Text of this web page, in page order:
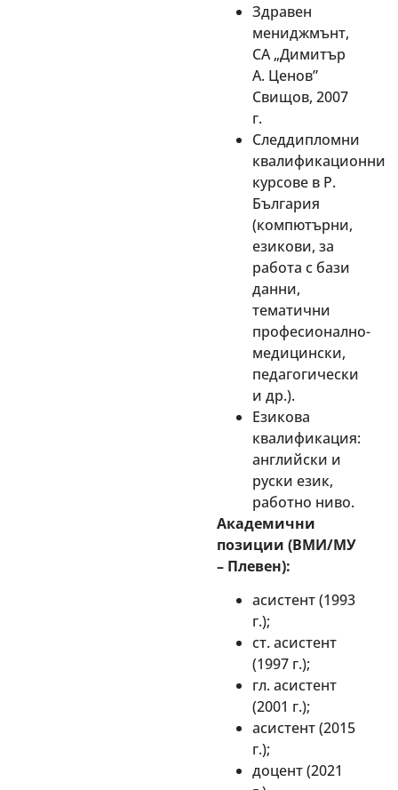
Здравен
мениджмънт,
СА „Димитър
А. Ценов”
Свищов, 2007
г.
Следдипломни
квалификационни
курсове в Р.
България
(компютърни,
езикови, за
работа с бази
данни,
тематични
професионално-
медицински,
педагогически
и др.).
Езикова
квалификация:
английски и
руски език,
работно ниво.
Академични
позиции (ВМИ/МУ
– Плевен):
асистент (1993
г.);
ст. асистент
(1997 г.);
гл. асистент
(2001 г.);
асистент (2015
г.);
доцент (2021